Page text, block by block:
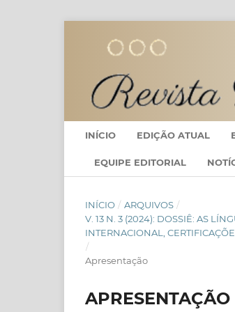
INÍCIO EDIÇÃO ATUAL
EQUIPE EDITORIAL
INÍCIO / ARQUIVOS /
V. 13 N. 3 (2024): DOSSIÊ: AS
INTERNACIONAL,
/
Apresentação
APRESENTAÇÃO